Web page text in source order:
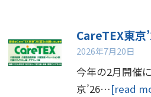
CareTEX東京
2026年7月20日
今年の2月開催
京’26…[read